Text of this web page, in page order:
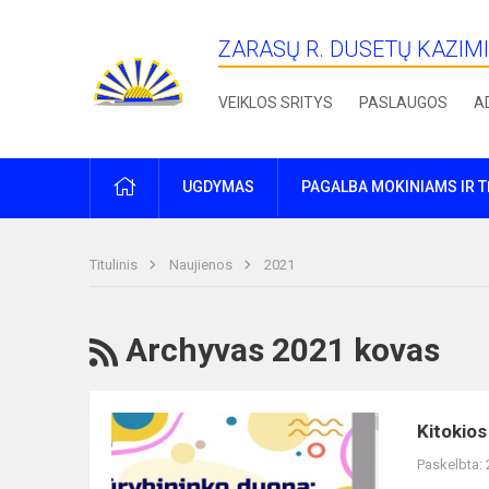
ZARASŲ R. DUSETŲ
VEIKLOS SRITYS PASLAUGOS
PRADŽIAUGDYMAS PAGALBA MOKINIAMS IR
Titulinis Naujienos 2021
RSS
Archyvas 2021 kovas
Kitokios
penktadienio
pamokos
Paskelbta: